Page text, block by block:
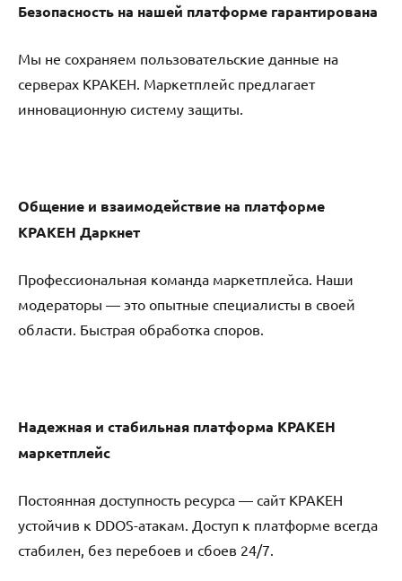
Безопасность на нашей платформе гарантирована
Мы не сохраняем пользовательские данные на
серверах КРАКЕН. Маркетплейс предлагает
инновационную систему защиты.
Общение и взаимодействие на платформе
КРАКЕН Даркнет
Профессиональная команда маркетплейса. Наши
модераторы — это опытные специалисты в своей
области. Быстрая обработка споров.
Надежная и стабильная платформа КРАКЕН
маркетплейс
Постоянная доступность ресурса — сайт КРАКЕН
устойчив к DDOS-атакам. Доступ к платформе всегда
стабилен, без перебоев и сбоев 24/7.